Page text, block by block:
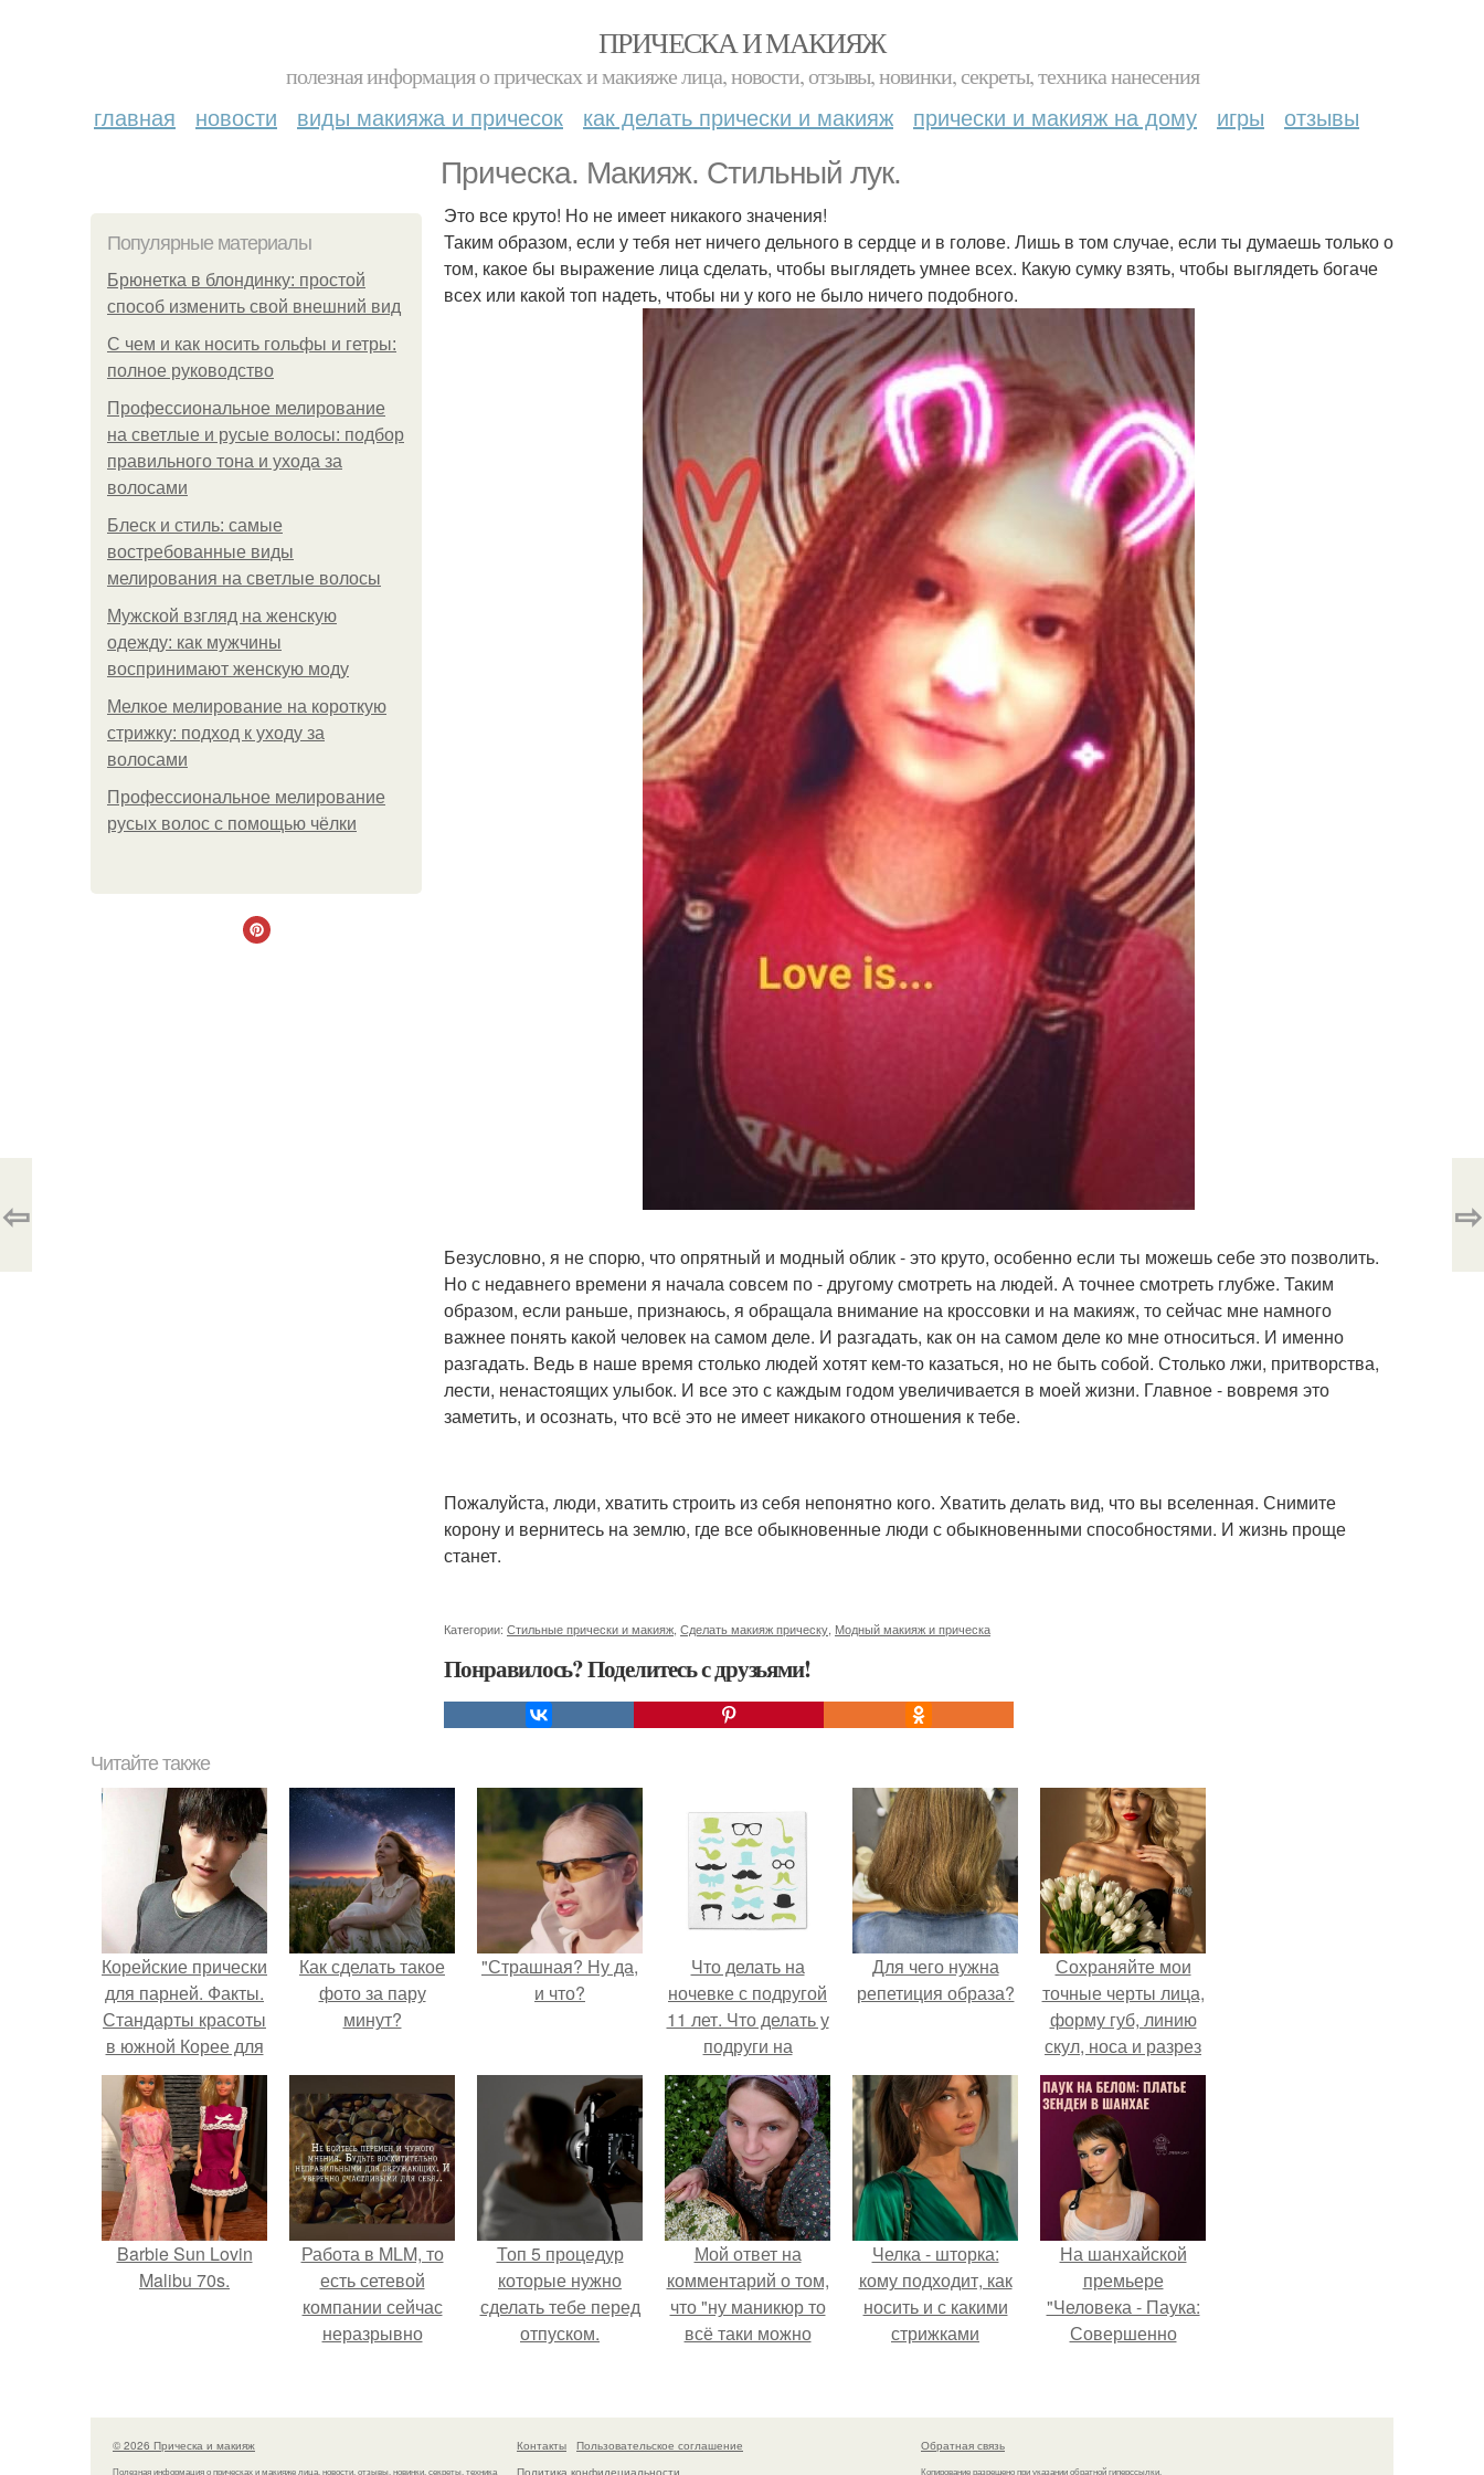
ПРИЧЕСКА И МАКИЯЖ
полезная информация о прическах и макияже лица, новости, отзывы, новинки, секреты, техника нанесения
главная новости виды макияжа и причесок как делать прически и макияж прически и макияж на дому игры отзывы
Прическа. Макияж. Стильный лук.
Популярные материалы
Брюнетка в блондинку: простой
способ изменить свой внешний вид
С чем и как носить гольфы и гетры:
полное руководство
Профессиональное мелирование
на светлые и русые волосы: подбор
правильного тона и ухода за
волосами
Блеск и стиль: самые
востребованные виды
мелирования на светлые волосы
Мужской взгляд на женскую
одежду: как мужчины
воспринимают женскую моду
Мелкое мелирование на короткую
стрижку: подход к уходу за
волосами
Профессиональное мелирование
русых волос с помощью чёлки
Это все круто! Но не имеет никакого значения!
Таким образом, если у тебя нет ничего дельного в сердце и в голове. Лишь в том случае, если ты думаешь только о
том, какое бы выражение лица сделать, чтобы выглядеть умнее всех. Какую сумку взять, чтобы выглядеть богаче
всех или какой топ надеть, чтобы ни у кого не было ничего подобного.
Безусловно, я не спорю, что опрятный и модный облик - это круто, особенно если ты можешь себе это позволить.
Но с недавнего времени я начала совсем по - другому смотреть на людей. А точнее смотреть глубже. Таким
образом, если раньше, признаюсь, я обращала внимание на кроссовки и на макияж, то сейчас мне намного
важнее понять какой человек на самом деле. И разгадать, как он на самом деле ко мне относиться. И именно
разгадать. Ведь в наше время столько людей хотят кем-то казаться, но не быть собой. Столько лжи, притворства,
лести, ненастоящих улыбок. И все это с каждым годом увеличивается в моей жизни. Главное - вовремя это
заметить, и осознать, что всё это не имеет никакого отношения к тебе.
Пожалуйста, люди, хватить строить из себя непонятно кого. Хватить делать вид, что вы вселенная. Снимите
корону и вернитесь на землю, где все обыкновенные люди с обыкновенными способностями. И жизнь проще
станет.
Категории: Стильные прически и макияж Сделать макияж прическу Модный макияж и прическа
Понравилось? Поделитесь с друзьями!
⇦ ⇨
Читайте также
Корейские прически
для парней. Факты.
Стандарты красоты
в южной Корее для
парней?
Как сделать такое
фото за пару
минут?
"Страшная? Ну да,
и что?
Что делать на
ночевке с подругой
11 лет. Что делать у
подруги на
ночёвке?
Для чего нужна
репетиция образа?
Сохраняйте мои
точные черты лица,
форму губ, линию
скул, носа и разрез
глаз.
Barbie Sun Lovin
Malibu 70s.
Работа в MLM, то
есть сетевой
компании сейчас
неразрывно
своей страницы в
Топ 5 процедур
которые нужно
сделать тебе перед
отпуском.
Мой ответ на
комментарий о том,
что "ну маникюр то
всё таки можно
Челка - шторка:
кому подходит, как
носить и с какими
стрижками
На шанхайской
премьере
"Человека - Паука:
Совершенно
просто очередной
артефакт высокой
© 2026 Прическа и макияж
Полезная информация о прическах и макияже лица, новости, отзывы, новинки, секреты, техника
Контакты
Пользовательское соглашение
Политика конфидециальности
Обратная связь
Копирование разрешено при указании обратной гиперссылки.